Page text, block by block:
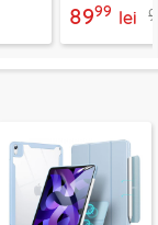
CHC2
8999 lei